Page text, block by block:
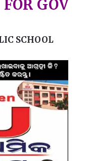
AND
SCHOOL